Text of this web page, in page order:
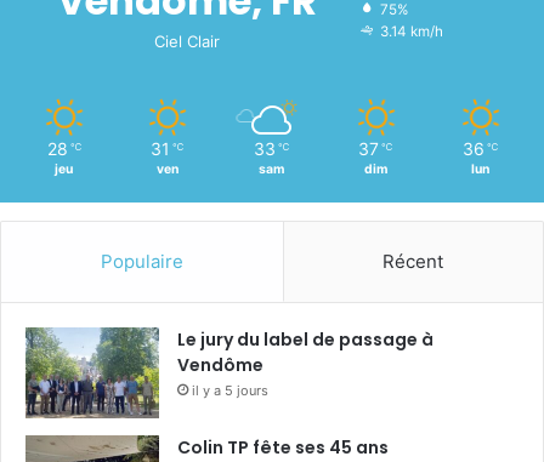
Ciel Clair
75%
3.14 km/h
28 ℃
jeu
31 ℃
ven
33 ℃
sam
37 ℃
dim
36 ℃
lun
Populaire Récent
Le jury du label de passage à
Vendôme
il y a 5 jours
Colin TP fête ses 45 ans